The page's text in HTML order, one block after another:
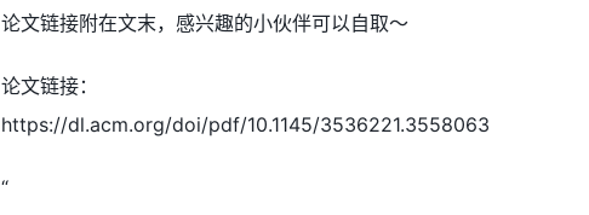
论文链接附在文末，感兴趣的小伙伴可以自取～
论文链接：
https://dl.acm.org/doi/pdf/10.1145/3536221.3558063
“